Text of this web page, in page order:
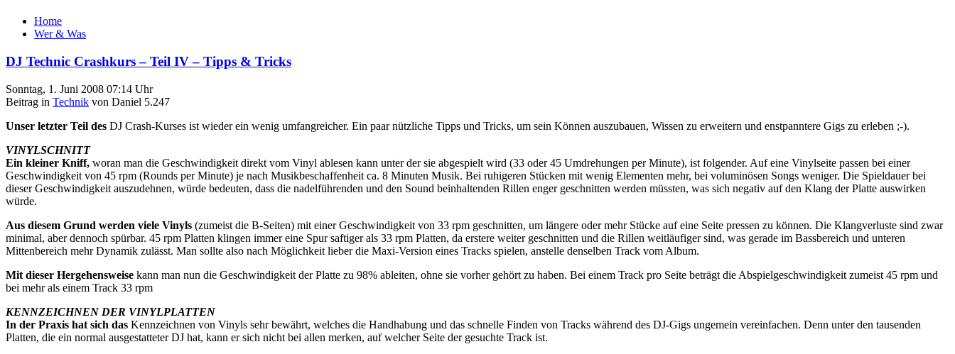
Home
Wer & Was
DJ Technic Crashkurs – Teil IV – Tipps & Tricks
Sonntag, 1. Juni 2008 07:14 Uhr
Beitrag in Technik von Daniel 5.247
Unser letzter Teil des DJ Crash-Kurses ist wieder ein wenig umfangreicher. Ein paar nützliche Tipps und Tricks, um sein Können auszubauen, Wissen zu erweitern und enstpanntere Gigs zu erleben ;-).
VINYLSCHNITT
Ein kleiner Kniff, woran man die Geschwindigkeit direkt vom Vinyl ablesen kann unter der sie abgespielt wird (33 oder 45 Umdrehungen per Minute), ist folgender. Auf eine Vinylseite passen bei einer
Geschwindigkeit von 45 rpm (Rounds per Minute) je nach Musikbeschaffenheit ca. 8 Minuten Musik. Bei ruhigeren Stücken mit wenig Elementen mehr, bei voluminösen Songs weniger. Die Spieldauer bei
dieser Geschwindigkeit auszudehnen, würde bedeuten, dass die nadelführenden und den Sound beinhaltenden Rillen enger geschnitten werden müssten, was sich negativ auf den Klang der Platte auswirken
würde.
Aus diesem Grund werden viele Vinyls (zumeist die B-Seiten) mit einer Geschwindigkeit von 33 rpm geschnitten, um längere oder mehr Stücke auf eine Seite pressen zu können. Die Klangverluste sind zwar
minimal, aber dennoch spürbar. 45 rpm Platten klingen immer eine Spur saftiger als 33 rpm Platten, da erstere weiter geschnitten und die Rillen weitläufiger sind, was gerade im Bassbereich und unteren
Mittenbereich mehr Dynamik zulässt. Man sollte also nach Möglichkeit lieber die Maxi-Version eines Tracks spielen, anstelle denselben Track vom Album.
Mit dieser Hergehensweise kann man nun die Geschwindigkeit der Platte zu 98% ableiten, ohne sie vorher gehört zu haben. Bei einem Track pro Seite beträgt die Abspielgeschwindigkeit zumeist 45 rpm und
bei mehr als einem Track 33 rpm
KENNZEICHNEN DER VINYLPLATTEN
In der Praxis hat sich das Kennzeichnen von Vinyls sehr bewährt, welches die Handhabung und das schnelle Finden von Tracks während des DJ-Gigs ungemein vereinfachen. Denn unter den tausenden
Platten, die ein normal ausgestatteter DJ hat, kann er sich nicht bei allen merken, auf welcher Seite der gesuchte Track ist.